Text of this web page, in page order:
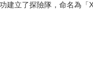
建立了探險隊，命名為